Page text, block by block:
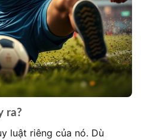
ra?
luật riêng của nó. Dù